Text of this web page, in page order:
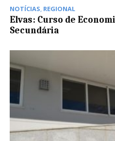
NOTÍCIAS, REGIONAL
Elvas: Curso de
Secundária